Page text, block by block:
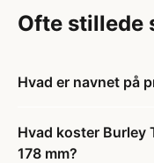
Ofte stillede
Hvad er navnet på
Hvad koster Burley
178 mm?